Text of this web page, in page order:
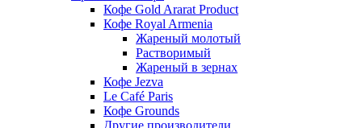
Кофе Gold Ararat Product
Кофе Royal Armenia
Жареный молотый
Растворимый
Жареный в зернах
Кофе Jezva
Le Café Paris
Кофе Grounds
Другие производители